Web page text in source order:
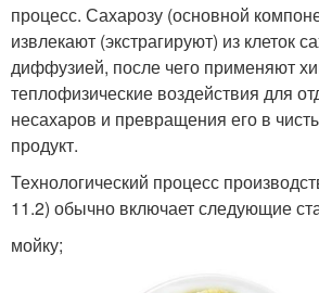
процесс. Сахарозу (основной
извлекают (экстрагируют) из клеток
диффузией, после чего применяют
теплофизические воздействия для
несахаров и превращения его в
продукт.
Технологический процесс
11.2) обычно включает следующие
мойку;